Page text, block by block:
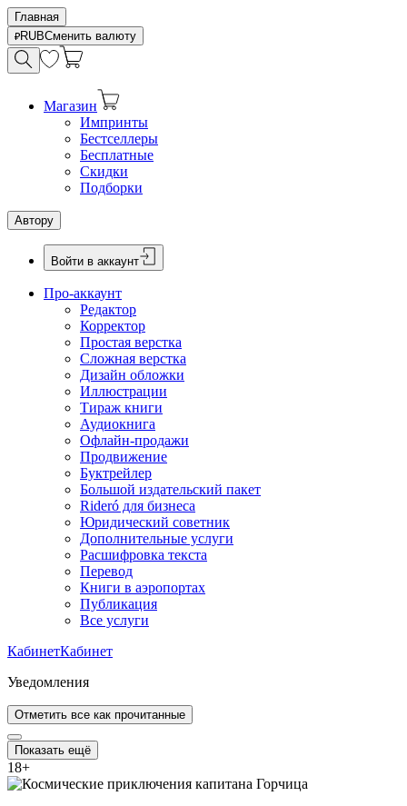
Главная
RUBСменить валюту
Магазин
Импринты
Бестселлеры
Бесплатные
Скидки
Подборки
Автору
Войти в аккаунт
Про-аккаунт
Редактор
Корректор
Простая верстка
Сложная верстка
Дизайн обложки
Иллюстрации
Тираж книги
Аудиокнига
Офлайн-продажи
Продвижение
Буктрейлер
Большой издательский пакет
Rideró для бизнеса
Юридический советник
Дополнительные услуги
Расшифровка текста
Перевод
Книги в аэропортах
Публикация
Все услуги
КабинетКабинет
Уведомления
Отметить все как прочитанные
Показать ещё
18+